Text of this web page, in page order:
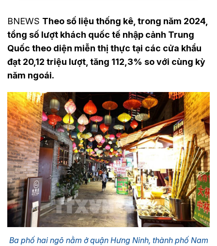
BNEWS Theo số liệu thống kê, trong năm 2024,
tổng số lượt khách quốc tế nhập cảnh Trung
Quốc theo diện miễn thị thực tại các cửa khẩu
đạt 20,12 triệu lượt, tăng 112,3% so với cùng kỳ
năm ngoái.
Ba phố hai ngõ nằm ở quận Hưng Ninh, thành phố Nam